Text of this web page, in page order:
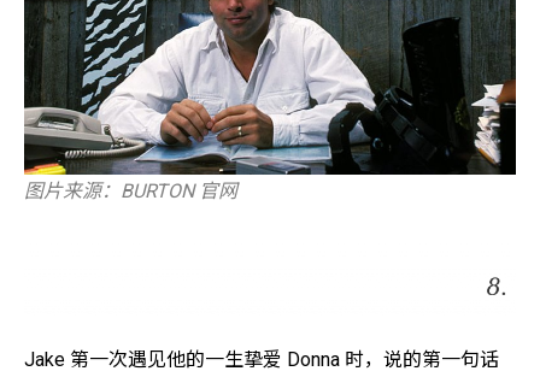
图片来源：BURTON 官网
Jake 第一次遇见他的一生挚爱 Donna 时，说的第一句话